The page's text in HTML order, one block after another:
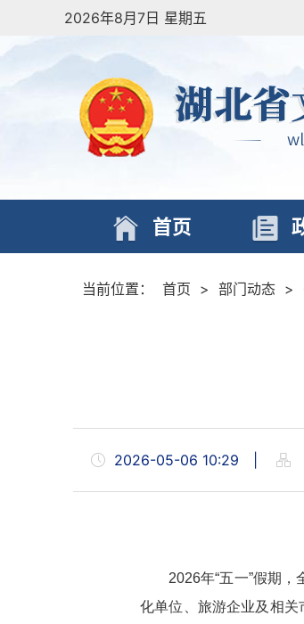
2026年8月7日 星期五
首页
当前位置： 首页 > 部门动态 >
2026-05-06 10:29
2026年“五一”假期
化单位、旅游企业及相